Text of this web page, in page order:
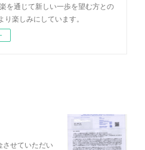
を通じて新しい一歩を望む方との
り楽しみにしています。
させていただい